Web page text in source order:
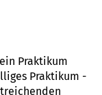
Praktikum
Praktikum -